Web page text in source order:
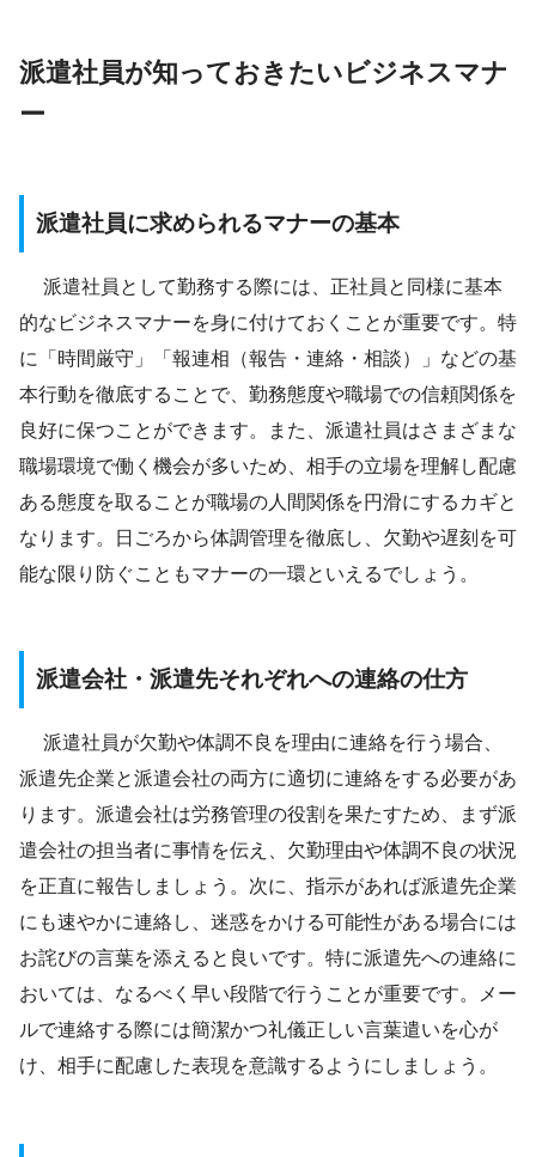
派遣社員が知っておきたいビジネスマナ
ー
派遣社員に求められるマナーの基本
派遣社員として勤務する際には、正社員と同様に基本
的なビジネスマナーを身に付けておくことが重要です。特
に「時間厳守」「報連相（報告・連絡・相談）」などの基
本行動を徹底することで、勤務態度や職場での信頼関係を
良好に保つことができます。また、派遣社員はさまざまな
職場環境で働く機会が多いため、相手の立場を理解し配慮
ある態度を取ることが職場の人間関係を円滑にするカギと
なります。日ごろから体調管理を徹底し、欠勤や遅刻を可
能な限り防ぐこともマナーの一環といえるでしょう。
派遣会社・派遣先それぞれへの連絡の仕方
派遣社員が欠勤や体調不良を理由に連絡を行う場合、
派遣先企業と派遣会社の両方に適切に連絡をする必要があ
ります。派遣会社は労務管理の役割を果たすため、まず派
遣会社の担当者に事情を伝え、欠勤理由や体調不良の状況
を正直に報告しましょう。次に、指示があれば派遣先企業
にも速やかに連絡し、迷惑をかける可能性がある場合には
お詫びの言葉を添えると良いです。特に派遣先への連絡に
おいては、なるべく早い段階で行うことが重要です。メー
ルで連絡する際には簡潔かつ礼儀正しい言葉遣いを心が
け、相手に配慮した表現を意識するようにしましょう。